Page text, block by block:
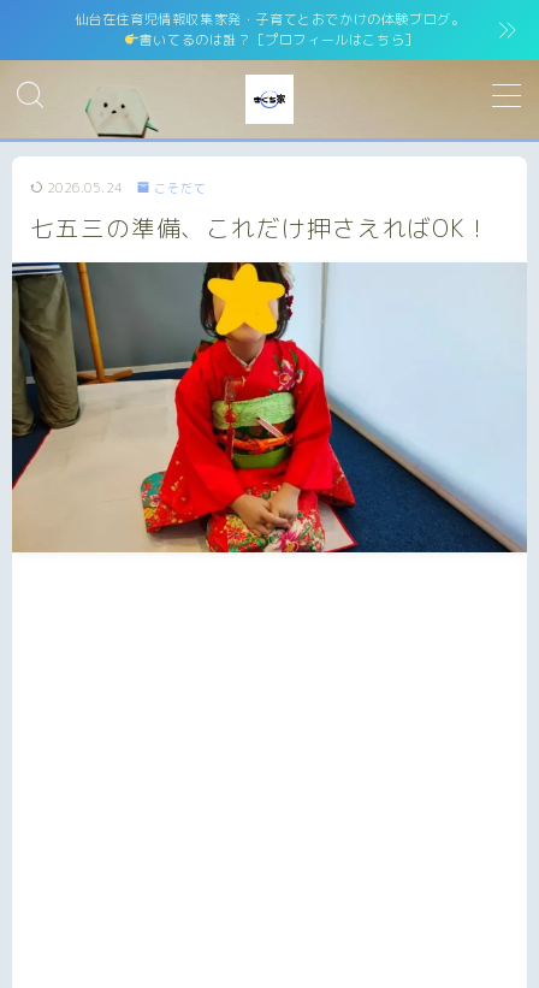
仙台在住育児情報収集家発・子育てとおでかけの体験ブログ。
書いてるのは誰？［プロフィールはこちら］
MENU
運営者情報 運営者紹介
サイトマップ site map
プライバシーポリシー Privacy Policy
免責事項
お問い合わせ contact
2026.05.24 こそだて
七五三の準備、これだけ押さえればOK！